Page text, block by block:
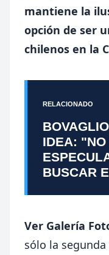
mantiene la
opción de ser
chilenos en la
RELACIONADO
IDEA: "NO
BUSCAR
Ver Galería
sólo la